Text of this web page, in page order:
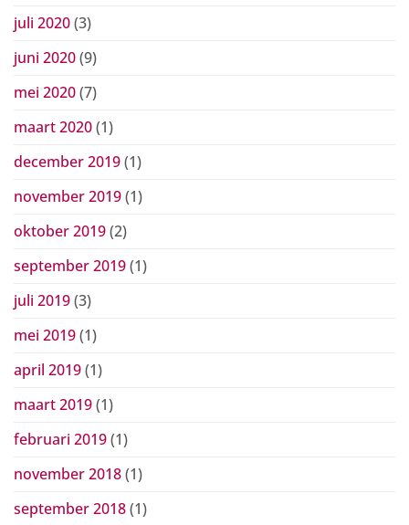
juli 2020(3)
juni 2020(9)
mei 2020(7)
maart 2020(1)
december 2019(1)
november 2019(1)
oktober 2019(2)
september 2019(1)
juli 2019(3)
mei 2019(1)
april 2019(1)
maart 2019(1)
februari 2019(1)
november 2018(1)
september 2018(1)